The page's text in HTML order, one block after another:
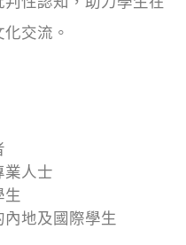
交流。
業人士
生
地及國際學生